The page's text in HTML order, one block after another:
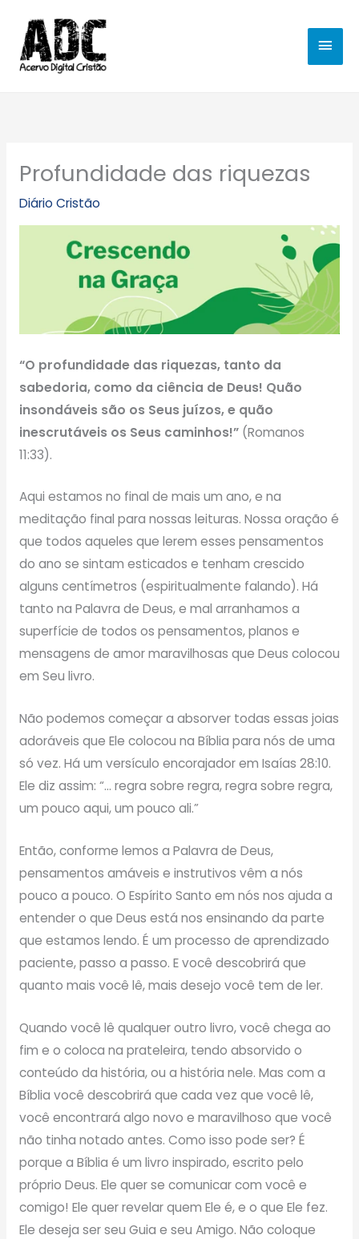
para
conteúdo
Profundidade das riquezas
Diário Cristão
“O profundidade das riquezas, tanto da
sabedoria, como da ciência de Deus! Quão
insondáveis são os Seus juízos, e quão
inescrutáveis os Seus caminhos!”(Romanos
11:33).
Aqui estamos no final de mais um ano, e na
meditação final para nossas leituras. Nossa oração é
que todos aqueles que lerem esses pensamentos
do ano se sintam esticados e tenham crescido
alguns centímetros (espiritualmente falando). Há
tanto na Palavra de Deus, e mal arranhamos a
superfície de todos os pensamentos, planos e
mensagens de amor maravilhosas que Deus colocou
em Seu livro.
Não podemos começar a absorver todas essas joias
adoráveis ​​que Ele colocou na Bíblia para nós de uma
só vez. Há um versículo encorajador em Isaías 28:10.
Ele diz assim: “… regra sobre regra, regra sobre regra,
um pouco aqui, um pouco ali.”
Então, conforme lemos a Palavra de Deus,
pensamentos amáveis ​​e instrutivos vêm a nós
pouco a pouco. O Espírito Santo em nós nos ajuda a
entender o que Deus está nos ensinando da parte
que estamos lendo. É um processo de aprendizado
paciente, passo a passo. E você descobrirá que
quanto mais você lê, mais desejo você tem de ler.
Quando você lê qualquer outro livro, você chega ao
fim e o coloca na prateleira, tendo absorvido o
conteúdo da história, ou a história nele. Mas com a
Bíblia você descobrirá que cada vez que você lê,
você encontrará algo novo e maravilhoso que você
não tinha notado antes. Como isso pode ser? É
porque a Bíblia é um livro inspirado, escrito pelo
próprio Deus. Ele quer se comunicar com você e
comigo! Ele quer revelar quem Ele é, e o que Ele fez.
Ele deseja ser seu Guia e seu Amigo. Não coloque